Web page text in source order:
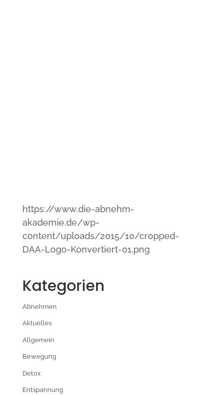
https://www.die-abnehm-
akademie.de/wp-
content/uploads/2015/10/cropped-
DAA-Logo-Konvertiert-01.png
Kategorien
Abnehmen
Aktuelles
Allgemein
Bewegung
Detox
Entspannung